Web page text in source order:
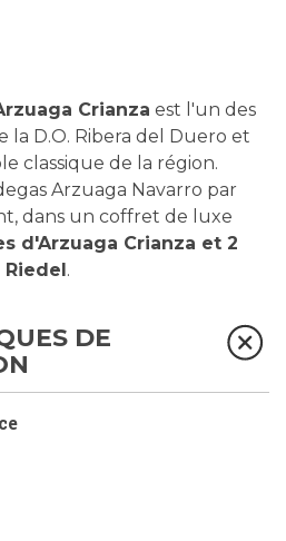
Crianza est l'un des
la D.O. Ribera del Duero et
classique de la région.
Arzuaga Navarro par
dans un coffret de luxe
d'Arzuaga Crianza et 2
.
DE